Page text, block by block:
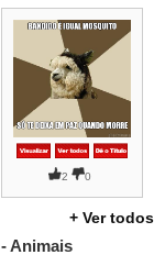
2 0
+ Ver todos
Animais